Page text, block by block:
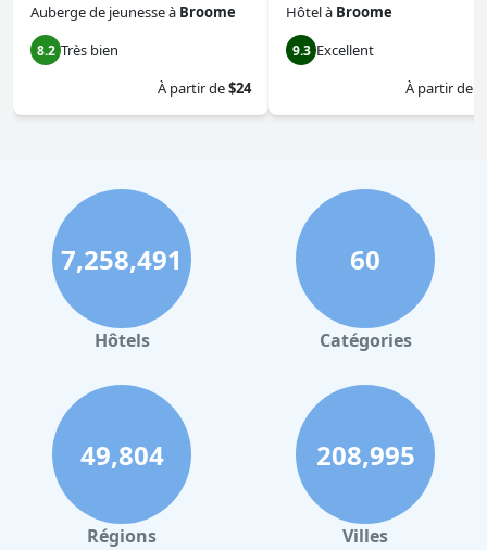
Auberge de jeunesseà Broome
8.2 Très bien
À partir de$24
Hôtelà Broome
9.3 Excellent
À partir de
7,258,491
Hôtels
60
Catégories
49,804
Régions
208,995
Villes